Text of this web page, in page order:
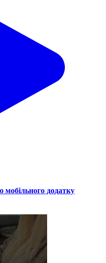
мобільного додатку